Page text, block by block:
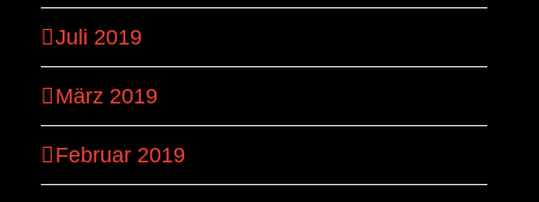
Juli 2019
März 2019
Februar 2019